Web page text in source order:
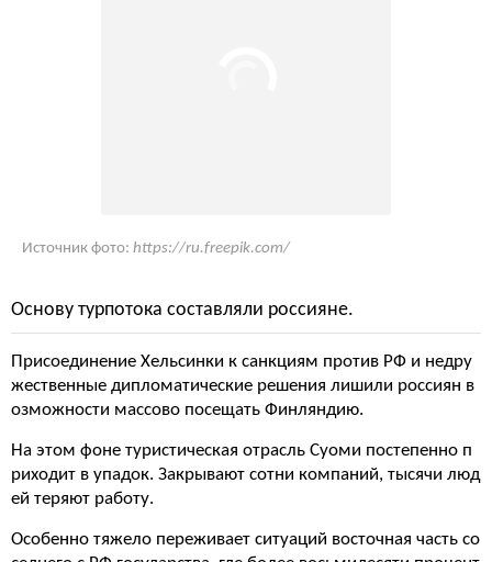
Источник фото: https://ru.freepik.com/
Основу турпотока составляли россияне.
Присоединение Хельсинки к санкциям против РФ и недру
жественные дипломатические решения лишили россиян в
озможности массово посещать Финляндию.
На этом фоне туристическая отрасль Суоми постепенно п
риходит в упадок. Закрывают сотни компаний, тысячи люд
ей теряют работу.
Особенно тяжело переживает ситуаций восточная часть со